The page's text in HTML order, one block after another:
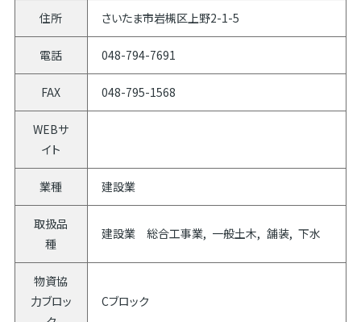
住所 さいたま市岩槻区上野2-1-5
電話 048-794-7691
FAX 048-795-1568
WEBサ
イト
業種 建設業
取扱品
種
建設業 総合工事業 一般土木 舗装 下水
物資協
力ブロッ
Cブロック